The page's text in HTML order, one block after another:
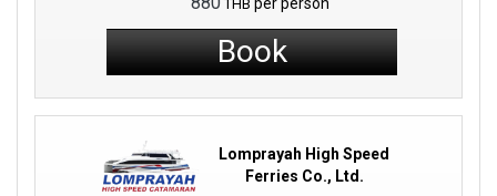
THB
Book
Lomprayah High Speed
Ferries Co., Ltd.